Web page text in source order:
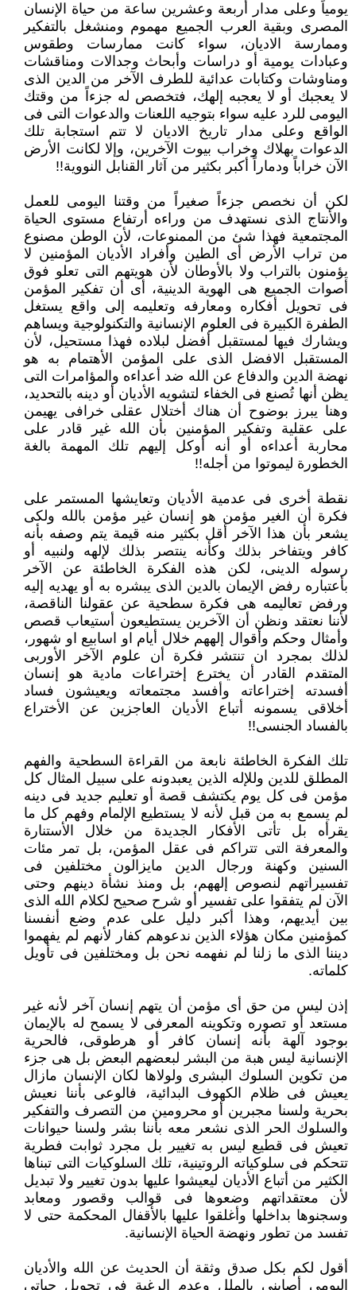
يومياً وعلى مدار أربعة وعشرين ساعة من حياة الإنسان
المصرى وبقية العرب الجميع مهموم ومنشغل بالتفكير
وممارسة الاديان، سواء ‏كانت ممارسات وطقوس
وعبادات يومية أو دراسات وأبحاث وجدالات ومناقشات
ومناوشات وكتابات عدائية للطرف الآخر من الدين الذى
‏لا يعجبك أو لا يعجبه إلهك، فتخصص له جزءاً من وقتك
اليومى للرد عليه سواء بتوجيه اللعنات والدعوات التى فى
الواقع وعلى مدار ‏تاريخ الاديان لا تتم استجابة تلك
الدعوات بهلاك وخراب بيوت الآخرين، وإلا لكانت الأرض
الآن خراباً ودماراً أكبر بكثير من آثار القنابل ‏النووية!!‏
لكن أن نخصص جزءاً صغيراً من وقتنا اليومى للعمل
والأنتاج الذى نستهدف من وراءه أرتفاع مستوى الحياة
المجتمعية فهذا شئ من ‏الممنوعات، لأن الوطن مصنوع
من تراب الأرض أى الطين وأفراد الأديان المؤمنين لا
يؤمنون بالتراب ولا بالأوطان لأن هويتهم التى تعلو ‏فوق
أصوات الجميع هى الهوية الدينية، أى أن تفكير المؤمن
فى تحويل أفكاره ومعارفه وتعليمه إلى واقع يستغل
الطفرة الكبيرة فى العلوم ‏الإنسانية والتكنولوجية ويساهم
ويشارك فيها لمستقبل أفضل لبلاده فهذا مستحيل، لأن
المستقبل الافضل الذى على المؤمن الأهتمام به ‏هو
نهضة الدين والدفاع عن الله ضد أعداءه والمؤامرات التى
يظن أنها تُصنع فى الخفاء لتشويه الأديان أو دينه بالتحديد،
وهنا يبرز ‏بوضوح أن هناك أختلال عقلى خرافى يهيمن
على عقلية وتفكير المؤمنين بأن الله غير قادر على
محاربة أعداءه أو أنه أوكل إليهم تلك ‏المهمة بالغة
الخطورة ليموتوا من أجله!!‏
نقطة أخرى فى عدمية الأديان وتعايشها المستمر على
فكرة أن الغير مؤمن هو إنسان غير مؤمن بالله ولكى
يشعر بأن هذا الآخر أقل ‏بكثير منه قيمة يتم وصفه بأنه
كافر ويتفاخر بذلك وكأنه ينتصر بذلك لإلهه ولنبيه أو
رسوله الدينى، لكن هذه الفكرة الخاطئة عن الآخر
‏بأعتباره رفض الإيمان بالدين الذى يبشره به أو يهديه إليه
ورفض تعاليمه هى فكرة سطحية عن عقولنا الناقصة،
لأننا نعتقد ونظن أن ‏الآخرين يستطيعون أستيعاب قصص
وأمثال وحكم وأقوال إلههم خلال أيام او اسابيع او شهور،
لذلك بمجرد ان تنتشر فكرة أن علوم ‏الآخر الأوربى
المتقدم القادر أن يخترع إختراعات مادية هو إنسان
أفسدته إختراعاته وأفسد مجتمعاته ويعيشون فساد
أخلاقى يسمونه ‏أتباع الأديان العاجزين عن الأختراع
بالفساد الجنسى!!‏
تلك الفكرة الخاطئة نابعة من القراءة السطحية والفهم
المطلق للدين وللإله الذين يعبدونه على سبيل المثال كل
مؤمن فى كل يوم يكتشف ‏قصة أو تعليم جديد فى دينه
لم يسمع به من قبل لأنه لا يستطيع الإلمام وفهم كل ما
يقرأه بل تأتى الأفكار الجديدة من خلال الأستنارة
‏والمعرفة التى تتراكم فى عقل المؤمن، بل تمر مئات
السنين وكهنة ورجال الدين مايزالون مختلفين فى
تفسيراتهم لنصوص إلههم، بل ‏ومنذ نشأة دينهم وحتى
الآن لم يتفقوا على تفسير أو شرح صحيح لكلام الله الذى
بين أيديهم، وهذا أكبر دليل على عدم وضع أنفسنا
‏كمؤمنين مكان هؤلاء الذين ندعوهم كفار لأنهم لم يفهموا
ديننا الذى ما زلنا لم نفهمه نحن بل ومختلفين فى تأويل
كلماته.‏
إذن ليس من حق أى مؤمن أن يتهم إنسان آخر لأنه غير
مستعد أو تصوره وتكوينه المعرفى لا يسمح له بالإيمان
بوجود آلهة بأنه ‏إنسان كافر أو هرطوقى، فالحرية
الإنسانية ليس هبة من البشر لبعضهم البعض بل هى جزء
من تكوين السلوك البشرى ولولاها لكان ‏الإنسان مازال
يعيش فى ظلام الكهوف البدائية، فالوعى بأننا نعيش
بحرية ولسنا مجبرين أو محرومين من التصرف والتفكير
والسلوك ‏الحر الذى نشعر معه بأننا بشر ولسنا حيوانات
تعيش فى قطيع ليس به تغيير بل مجرد ثوابت فطرية
تتحكم فى سلوكياته الروتينية، تلك ‏السلوكيات التى تبناها
الكثير من أتباع الأديان ليعيشوا عليها بدون تغيير ولا تبديل
لأن معتقداتهم وضعوها فى قوالب وقصور ومعابد
‏وسجنوها بداخلها وأغلقوا عليها بالأقفال المحكمة حتى لا
تفسد من تطور ونهضة الحياة الإنسانية.‏
أقول لكم بكل صدق وثقة أن الحديث عن الله والأديان
اليومى أصابنى بالملل وعدم الرغبة فى تحويل حياتى